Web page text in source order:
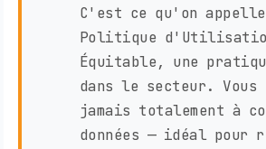
C'est ce qu'on
Politique
Équitable, une
dans le secteur. Vous
jamais totalement à
données — idéal pour